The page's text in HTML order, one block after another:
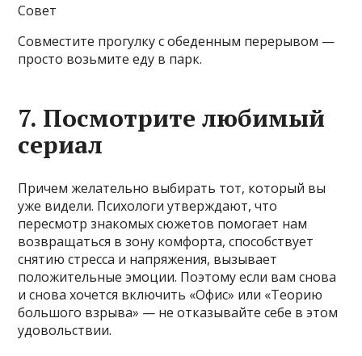
Совет
Совместите прогулку с обеденным перерывом —
просто возьмите еду в парк.
7. Посмотрите любимый
сериал
Причем желательно выбирать тот, который вы
уже видели. Психологи утверждают, что
пересмотр знакомых сюжетов помогает нам
возвращаться в зону комфорта, способствует
снятию стресса и напряжения, вызывает
положительные эмоции. Поэтому если вам снова
и снова хочется включить «Офис» или «Теорию
большого взрыва» — не отказывайте себе в этом
удовольствии.